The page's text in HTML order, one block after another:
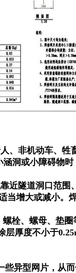
非机动车、牲
洞或小障碍物时
隧道洞口范围
增大或减小。
、螺母、垫
厚度不小于
异型网片，从而